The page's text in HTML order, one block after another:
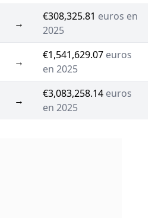
→
€308,325.81 euros en
2025
→
€1,541,629.07 euros
en 2025
→
€3,083,258.14 euros
en 2025